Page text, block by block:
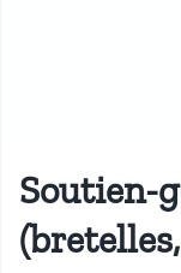
Soutien-